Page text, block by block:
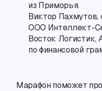
из Приморья.
Виктор Пахмутов,
ООО Интеллект-
Восток Логистик,
по финансовой
Марафон поможет